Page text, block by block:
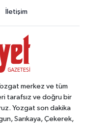
İletişim
merkez ve tüm
tarafsız ve doğru bir
Yozgat son dakika
Sarıkaya, Çekerek,